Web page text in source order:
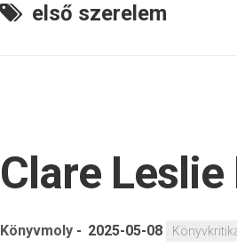
első szerelem
Clare
Könyvmoly - 2025-05-08